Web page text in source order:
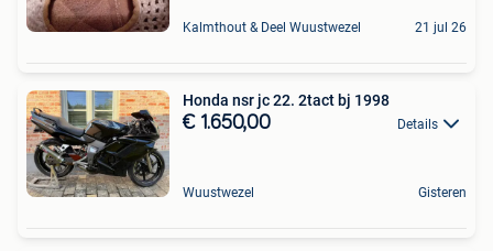
Kalmthout & Deel Wuustwezel 21 jul 26
Honda nsr jc 22. 2tact bj 1998
€ 1.650,00 Details
Wuustwezel Gisteren